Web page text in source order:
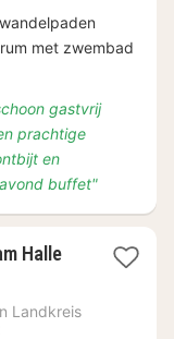
met zwembad
gastvrij
prachtige
en
buffet"
Halle2
nachten
€
Landkreis